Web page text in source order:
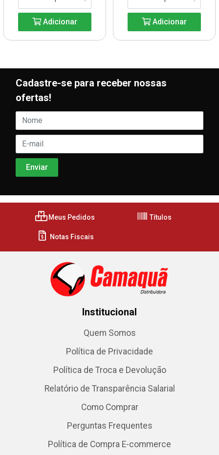
Adicionar Adicionar
Cadastre-se para receber nossas
ofertas!
Meus Pedidos Títulos
Notas Fiscais
Institucional
Quem Somos
Política de Privacidade
Política de Troca e Devolução
Relatório de Transparência Salarial
Como Comprar
Perguntas Frequentes
Política de Compra E-commerce